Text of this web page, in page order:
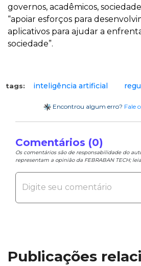
governos, acadêmicos,
“apoiar esforços para
aplicativos para ajudar a
sociedade”.
tags: inteligência artificial
Encontrou algum erro? Fale
Comentários (0)
Os comentários são de responsabilidade do
representam a opinião da FEBRABAN TECH;
Publicações